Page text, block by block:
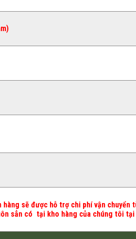
hàng sẽ được hỗ trợ chi phí vận
sẳn có tại kho hàng của chúng tôi tại